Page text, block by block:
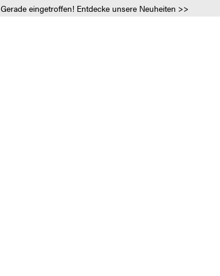
Gerade eingetroffen! Entdecke unsere Neuheiten >>